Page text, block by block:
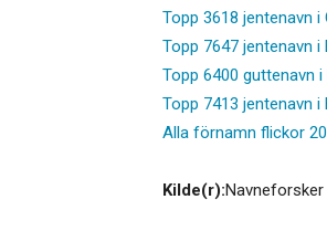
Topp 3618 jentenavn i
Topp 7647 jentenavn i
Topp 6400 guttenavn
Topp 7413 jentenavn i
Alla förnamn flickor
Kilde(r):Navneforsker